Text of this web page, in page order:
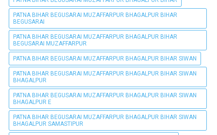
PATNA BIHAR BEGUSARAI MUZAFFARPUR BHAGALPUR BIHAR
BEGUSARAI
PATNA BIHAR BEGUSARAI MUZAFFARPUR BHAGALPUR BIHAR
BEGUSARAI MUZAFFARPUR
PATNA BIHAR BEGUSARAI MUZAFFARPUR BHAGALPUR BIHAR SIWAN
PATNA BIHAR BEGUSARAI MUZAFFARPUR BHAGALPUR BIHAR SIWAN
BHAGALPUR
PATNA BIHAR BEGUSARAI MUZAFFARPUR BHAGALPUR BIHAR SIWAN
BHAGALPUR E
PATNA BIHAR BEGUSARAI MUZAFFARPUR BHAGALPUR BIHAR SIWAN
BHAGALPUR SAMASTIPUR